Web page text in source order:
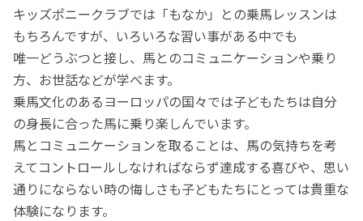
キッズポニークラブでは「もなか」との乗馬レッスンは
もちろんですが、いろいろな習い事がある中でも
唯一どうぶつと接し、馬とのコミュニケーションや乗り
方、お世話などが学べます。
乗馬文化のあるヨーロッパの国々では子どもたちは自分
の身長に合った馬に乗り楽しんでいます。
馬とコミュニケーションを取ることは、馬の気持ちを考
えてコントロールしなければならず達成する喜びや、思い
通りにならない時の悔しさも子どもたちにとっては貴重な
体験になります。